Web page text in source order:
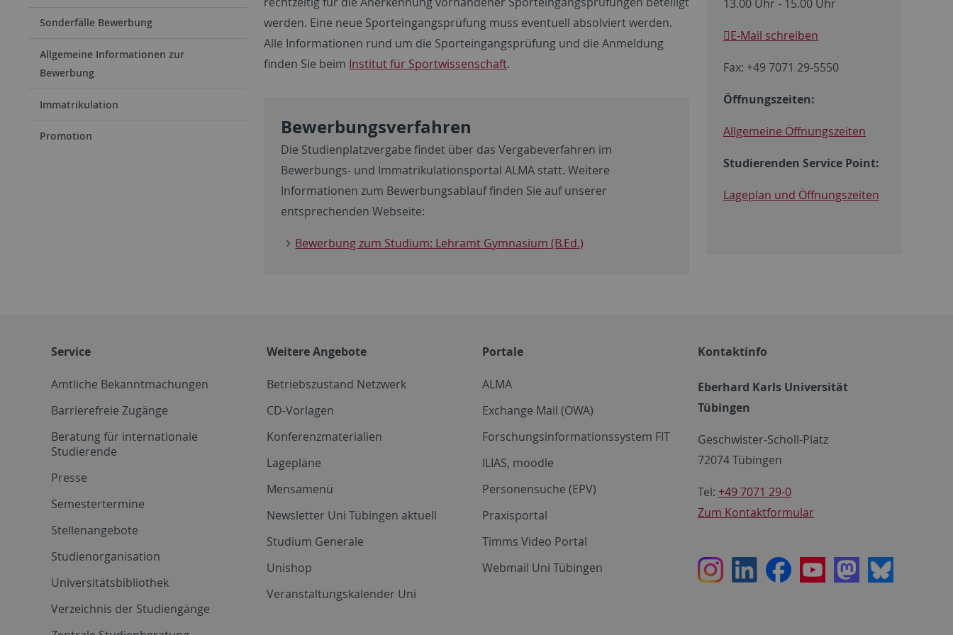
Sonderfälle Bewerbung
Allgemeine Informationen zur
Bewerbung
Immatrikulation
Promotion
werden. Eine neue Sporteingangsprüfung muss eventuell absolviert werden.
Alle Informationen rund um die Sporteingangsprüfung und die Anmeldung
finden Sie beim Institut für Sportwissenschaft.
Bewerbungsverfahren
Die Studienplatzvergabe findet über das Vergabeverfahren im
Bewerbungs- und Immatrikulationsportal ALMA statt. Weitere
Informationen zum Bewerbungsablauf finden Sie auf unserer
entsprechenden Webseite:
Bewerbung zum Studium: Lehramt Gymnasium (B.Ed.)
13.00 Uhr - 15.00 Uhr
E-Mail schreiben
Fax: +49 7071 29-5550
Öffnungszeiten:
Allgemeine Öffnungszeiten
Studierenden Service Point:
Lageplan und Öffnungszeiten
Service
Amtliche Bekanntmachungen
Barrierefreie Zugänge
Beratung für internationale
Studierende
Presse
Semestertermine
Stellenangebote
Studienorganisation
Universitätsbibliothek
Verzeichnis der Studiengänge
Weitere Angebote
Betriebszustand Netzwerk
CD-Vorlagen
Konferenzmaterialien
Lagepläne
Mensamenü
Newsletter Uni Tübingen aktuell
Studium Generale
Unishop
Veranstaltungskalender Uni
Portale
ALMA
Exchange Mail (OWA)
Forschungsinformationssystem FIT
ILIAS, moodle
Personensuche (EPV)
Praxisportal
Timms Video Portal
Webmail Uni Tübingen
Kontaktinfo
Eberhard Karls Universität
Tübingen
Geschwister-Scholl-Platz
72074 Tübingen
Tel: +49 7071 29-0
Zum Kontaktformular
InstagramLinkedInFacebookYoutubeMastodon
Bluesky